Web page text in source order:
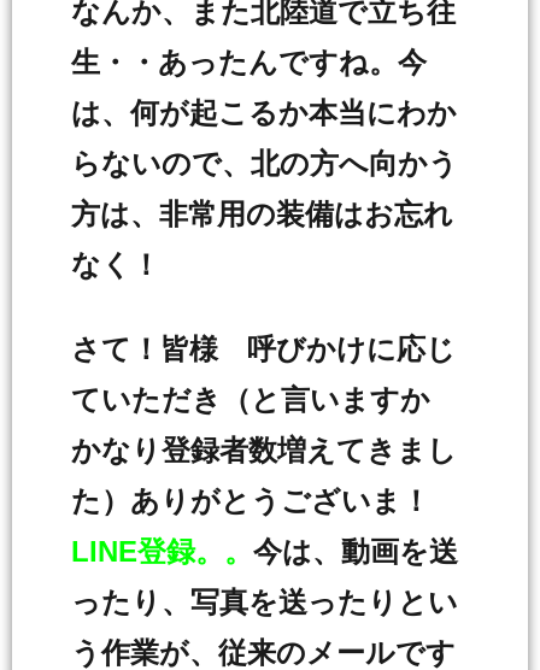
なんか、また北陸道で立ち往
生・・あったんですね。今
は、何が起こるか本当にわか
らないので、北の方へ向かう
方は、非常用の装備はお忘れ
なく！
さて！皆様 呼びかけに応じ
ていただき（と言いますか
かなり登録者数増えてきまし
た）ありがとうございま！
LINE登録。。 今は、動画を送
ったり、写真を送ったりとい
う作業が、従来のメールです